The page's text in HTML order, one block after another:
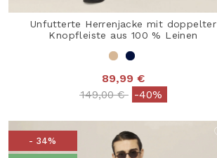
Unfutterte Herrenjacke mit doppelter
Knopfleiste aus 100 % Leinen
89,99 €
Price reduced from
149,00 €to-40%
- 34%